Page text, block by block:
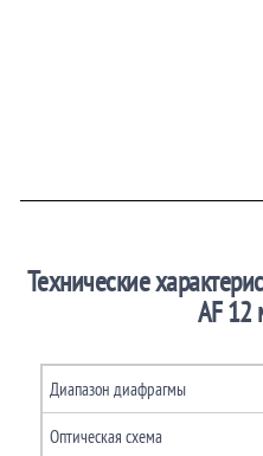
Технические
AF 12
Диапазон диафрагмы
Оптическая схема